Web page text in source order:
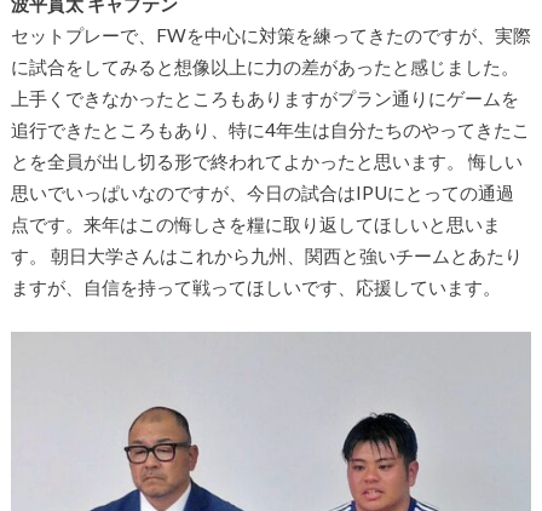
セットプレーで、FWを中心に対策を練ってきたのですが、実際
に試合をしてみると想像以上に力の差があったと感じました。
上手くできなかったところもありますがプラン通りにゲームを
追行できたところもあり、特に4年生は自分たちのやってきたこ
とを全員が出し切る形で終われてよかったと思います。 悔しい
思いでいっぱいなのですが、今日の試合はIPUにとっての通過
点です。来年はこの悔しさを糧に取り返してほしいと思いま
す。 朝日大学さんはこれから九州、関西と強いチームとあたり
ますが、自信を持って戦ってほしいです、応援しています。